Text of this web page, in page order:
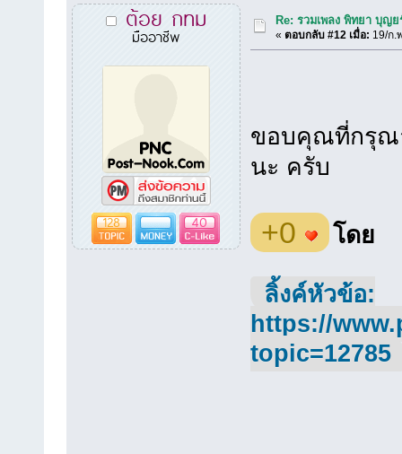
ต้อย กทม
มืออาชีพ
128 40
Re: รวมเพลง พิทยา บุญ
«ตอบกลับ #12 เมื่อ: 19/ก.
ขอบคุณที่กรุณ
นะ ครับ
+0 โดย
ลิ้งค์หัวข้อ:
https://
topic=12785